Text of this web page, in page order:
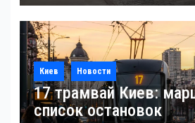
Киев Новости
17 трамвай Киев:
список остановок